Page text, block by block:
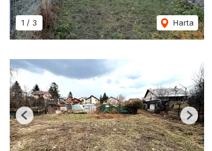
1 / 3 Harta
Previous Next